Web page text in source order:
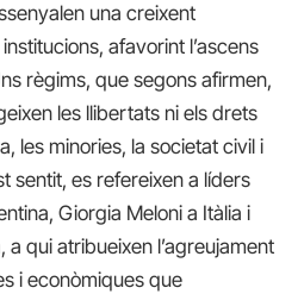
una creixent
afavorint l’ascens
règims, que segons afirmen,
les llibertats ni els drets
les minories, la societat civil i
sentit, es refereixen a líders
Giorgia Meloni a Itàlia i
a qui atribueixen l’agreujament
i econòmiques que